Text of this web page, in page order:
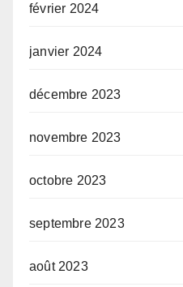
février 2024
janvier 2024
décembre 2023
novembre 2023
octobre 2023
septembre 2023
août 2023